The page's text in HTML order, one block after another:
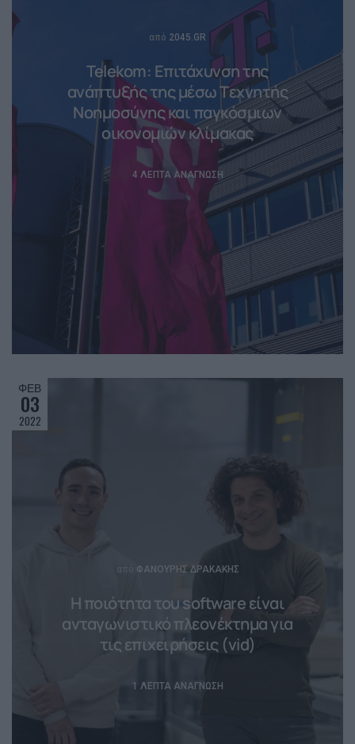
Posted
από 2045.GR
Telekom: Επιτάχυνση της
ανάπτυξής της μέσω Tεχνητής
Nοημοσύνης και παγκόσμιων
οικονομιών κλίμακας
4 ΛΕΠΤΆ ΑΝΆΓΝΩΣΗ
ΦΕΒ
03
2022
PostedΦΑΝΟΎΡΗΣ ΔΡΑΚΆΚΗΣ
H ποιότητα του software είναι
ανταγωνιστικό πλεονέκτημα για
τις επιχειρήσεις (vid)
1 ΛΕΠΤΆ ΑΝΆΓΝΩΣΗ